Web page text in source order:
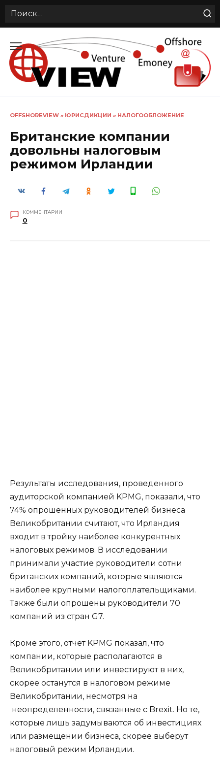
Search
содержанию
OFFSHOREVIEW » ЮРИСДИКЦИИ » НАЛОГООБЛОЖЕНИЕ
Британские компании
довольны налоговым
режимом Ирландии
КОММЕНТАРИИ
0
Результаты исследования, проведенного
аудиторской компанией KPMG, показали, что
74% опрошенных руководителей бизнеса
Великобритании считают, что Ирландия
входит в тройку наиболее конкурентных
налоговых режимов. В исследовании
принимали участие руководители сотни
британских компаний, которые являются
наиболее крупными налогоплательщиками.
Также были опрошены руководители 70
компаний из стран G7.
Кроме этого, отчет KPMG показал, что
компании, которые располагаются в
Великобритании или инвестируют в них,
скорее останутся в налоговом режиме
Великобритании, несмотря на
неопределенности, связанные с Brexit. Но те,
которые лишь задумываются об инвестициях
или размещении бизнеса, скорее выберут
налоговый режим Ирландии.